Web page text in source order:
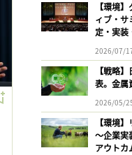
【環境
ィブ・サ
定・実装
2026/07/
【戦略
表。金属
2026/05/
【環境
〜企業実
アウトカ